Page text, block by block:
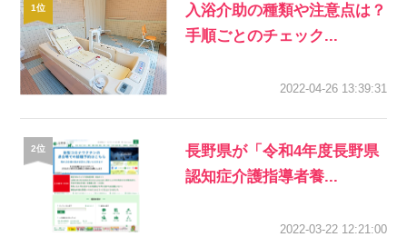
入浴介助の種類や注意点は？
手順ごとのチェック...
2022-04-26 13:39:31
長野県が「令和4年度長野県
認知症介護指導者養...
2022-03-22 12:21:00